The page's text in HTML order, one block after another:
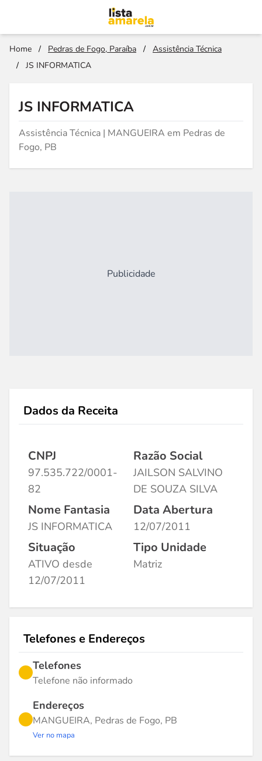
Home / Pedras de Fogo, Paraíba /
Assistência Técnica
/
JS INFORMATICA
JS INFORMATICA
Assistência Técnica | MANGUEIRA em Pedras de
Fogo, PB
Publicidade
Dados da Receita
CNPJ
97.535.722/0001-
82
Razão Social
JAILSON SALVINO
DE SOUZA SILVA
Nome Fantasia
JS INFORMATICA
Data Abertura
12/07/2011
Situação
ATIVO desde
12/07/2011
Tipo Unidade
Matriz
Telefones e Endereços
Telefones
Telefone não informado
Endereços
MANGUEIRA, Pedras de Fogo, PB
Ver no mapa